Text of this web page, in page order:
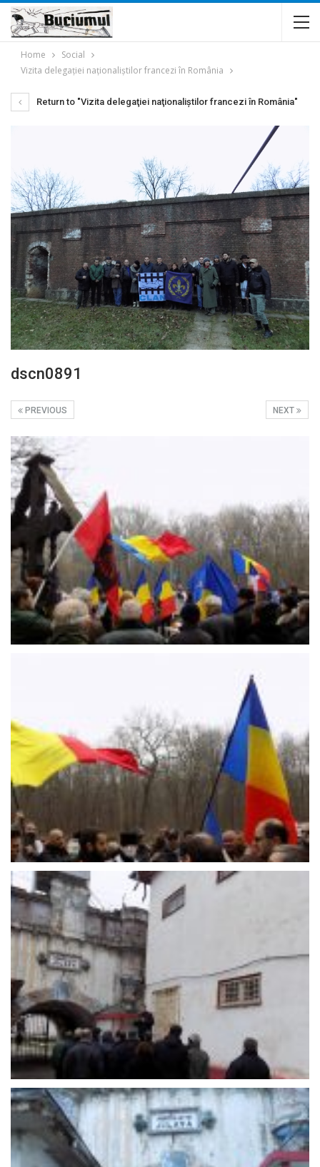
Home
Social
Vizita delegaţiei naţionaliştilor francezi în România
Return to "Vizita delegaţiei naţionaliştilor francezi în România"
dscn0891
NEXT
PREVIOUS